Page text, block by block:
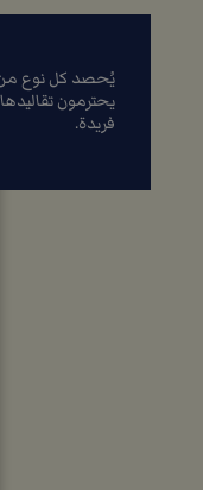
يُحصد كل نوع من
يحترمون
فريدة.